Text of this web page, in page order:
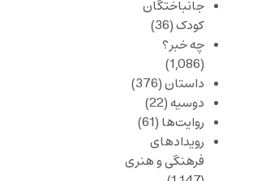
جانباختگان
کودک(36)
چه خبر؟
(1,086)
داستان(376)
دوسیه(22)
روایت‌ها (61)
رویدادهای
فرهنگی و هنری